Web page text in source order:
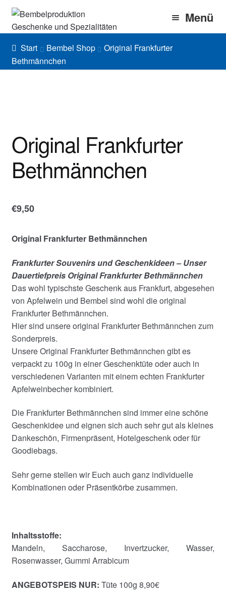
Zur
Navigation
Zum
Inhalt
Menü
Home
Bembel Shop
Gallery
Imprint/DSGVO
Start Bembel Shop
Original Frankfurter
Bethmännchen
Original Frankfurter
Bethmännchen
€9,50
Original Frankfurter Bethmännchen
Frankfurter Souvenirs und Geschenkideen – Unser
Dauertiefpreis Original Frankfurter Bethmännchen
Das wohl typischste Geschenk aus Frankfurt, abgesehen
von Apfelwein und Bembel sind wohl die original
Frankfurter Bethmännchen.
Hier sind unsere original Frankfurter Bethmännchen zum
Sonderpreis.
Unsere Original Frankfurter Bethmännchen gibt es
verpackt zu 100g in einer Geschenktüte oder auch in
verschiedenen Varianten mit einem echten Frankfurter
Apfelweinbecher kombiniert.
Die Frankfurter Bethmännchen sind immer eine schöne
Geschenkidee und eignen sich auch sehr gut als kleines
Dankeschön, Firmenpräsent, Hotelgeschenk oder für
Goodiebags.
Sehr gerne stellen wir Euch auch ganz individuelle
Kombinationen oder Präsentkörbe zusammen.
Inhaltsstoffe:
Mandeln, Saccharose, Invertzucker, Wasser,
Rosenwasser, Gummi Arrabicum
ANGEBOTSPEIS NUR: Tüte 100g 8,90€